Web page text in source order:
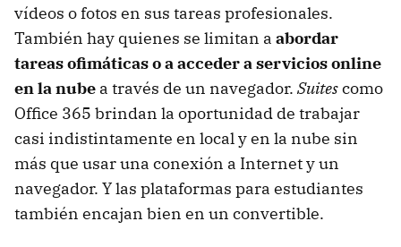
vídeos o fotos en sus tareas profesionales.
También hay quienes se limitan a abordar
tareas ofimáticas o a acceder a servicios online
en la nube a través de un navegador. Suitescomo
Office 365 brindan la oportunidad de trabajar
casi indistintamente en local y en la nube sin
más que usar una conexión a Internet y un
navegador. Y las plataformas para estudiantes
también encajan bien en un convertible.